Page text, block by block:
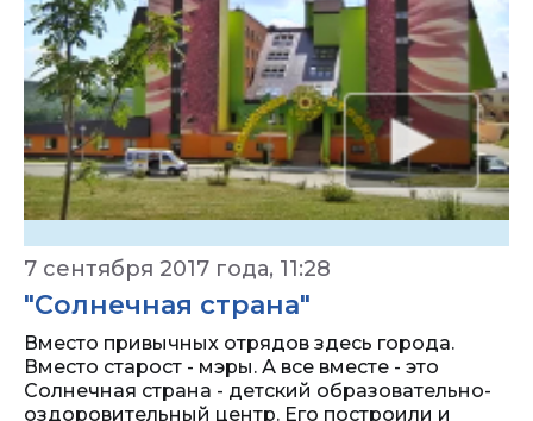
7 сентября 2017 года, 11:28
"Солнечная страна"
Вместо привычных отрядов здесь города.
Вместо старост - мэры. А все вместе - это
Солнечная страна - детский образовательно-
оздоровительный центр. Его построили и